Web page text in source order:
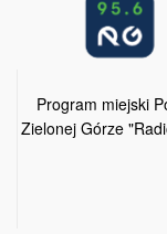
Program miejski
Zielonej Górze